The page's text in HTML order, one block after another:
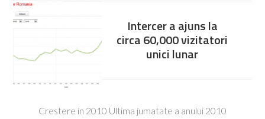
Intercer a ajuns la
circa 60,000 vizitatori
unici lunar
Crestere in 2010 Ultima jumatate a anului 2010